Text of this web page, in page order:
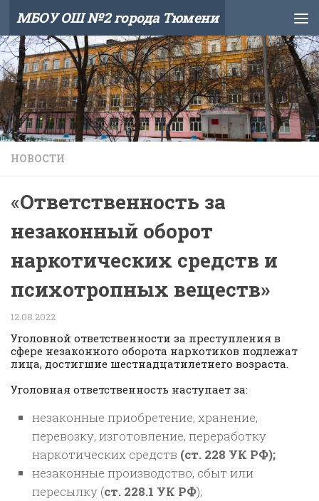
Skip to content
МБОУ ОШ №2 города Тюмени
НОВОСТИ
«Ответственность за
незаконный оборот
наркотических средств и
психотропных веществ»
12.08.2022
Уголовной ответственности за преступления в
сфере незаконного оборота наркотиков подлежат
лица, достигшие шестнадцатилетнего возраста.
Уголовная ответственность наступает за:
незаконные приобретение, хранение,
перевозку, изготовление, переработку
наркотических средств (ст. 228 УК РФ);
незаконные производство, сбыт или
пересылку (ст. 228.1 УК РФ);